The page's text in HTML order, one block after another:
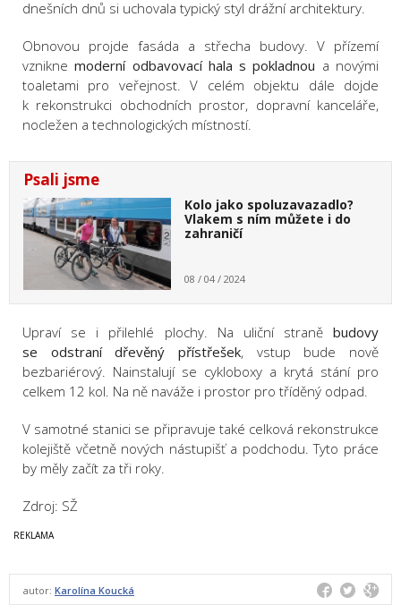
dnešních dnů si uchovala typický styl drážní architektury.
Obnovou projde fasáda a střecha budovy. V přízemí
vzniknemoderní odbavovací hala s pokladnou a novými
toaletami pro veřejnost. V celém objektu dále dojde
k rekonstrukci obchodních prostor, dopravní kanceláře,
nocležen a technologických místností.
Psali jsme
Kolo jako spoluzavazadlo?
Vlakem s ním můžete i do
zahraničí
08 / 04 / 2024
Upraví se i přilehlé plochy. Na uliční straněbudovy
se odstraní dřevěný přístřešek, vstup bude nově
bezbariérový. Nainstalují se cykloboxy a krytá stání pro
celkem 12 kol. Na ně naváže i prostor pro tříděný odpad.
V samotné stanici se připravuje také celková rekonstrukce
kolejiště včetně nových nástupišť a podchodu. Tyto práce
by měly začít za tři roky.
Zdroj: SŽ
autor: Karolína Koucká